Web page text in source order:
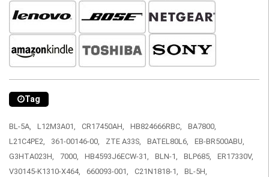
Tag
BL-5A, L12M3A01, CR17450AH, HB824666RBC,
BA7800,
L21C4PE2,
361-00146-00, ZTE A33S, BATEL80L6,
EB-BR500ABU,
G3HTA023H,
7000, HB4593J6ECW-31, BLN-1, BLP685,
ER17330V,
V30145-K1310-X464,
660093-001, C21N1818-1,
BL-5H,